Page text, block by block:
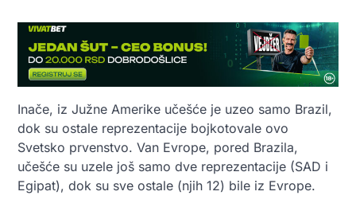
Inače, iz Južne Amerike učešće je uzeo samo Brazil,
dok su ostale reprezentacije bojkotovale ovo
Svetsko prvenstvo. Van Evrope, pored Brazila,
učešće su uzele još samo dve reprezentacije (SAD i
Egipat), dok su sve ostale (njih 12) bile iz Evrope.